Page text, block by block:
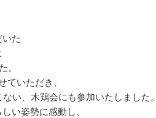
た
いただき、
い、木鶏会にも参加いたしました。
い姿勢に感動し、